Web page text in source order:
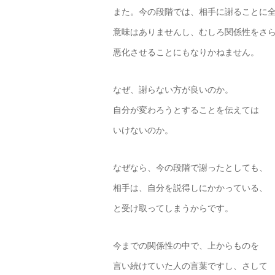
また。今の段階では、相手に謝ることに
意味はありませんし、むしろ関係性をさ
悪化させることにもなりかねません。
なぜ、謝らない方が良いのか。
自分が変わろうとすることを伝えては
いけないのか。
なぜなら、今の段階で謝ったとしても、
相手は、自分を説得しにかかっている、
と受け取ってしまうからです。
今までの関係性の中で、上からものを
言い続けていた人の言葉ですし、さして